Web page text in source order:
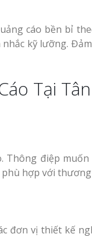
cáo bền bỉ
kỹ lưỡng.
Tại
Thông điệp
hợp với
đơn vị thiết kế